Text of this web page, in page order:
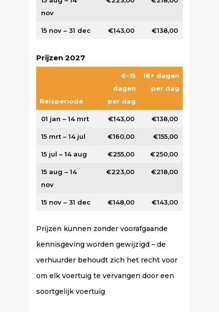
nov
15 nov – 31 dec €143,00 €138,00
Prijzen 2027
Reisperiode
6-15
dagen
per dag
16+ dagen
per dag
01 jan – 14 mrt €143,00 €138,00
15 mrt – 14 jul €160,00 €155,00
15 jul – 14 aug €255,00 €250,00
15 aug – 14
nov
€223,00 €218,00
15 nov – 31 dec €148,00 €143,00
Prijzen kunnen zonder voorafgaande
kennisgeving worden gewijzigd – de
verhuurder behoudt zich het recht voor
om elk voertuig te vervangen door een
soortgelijk voertuig